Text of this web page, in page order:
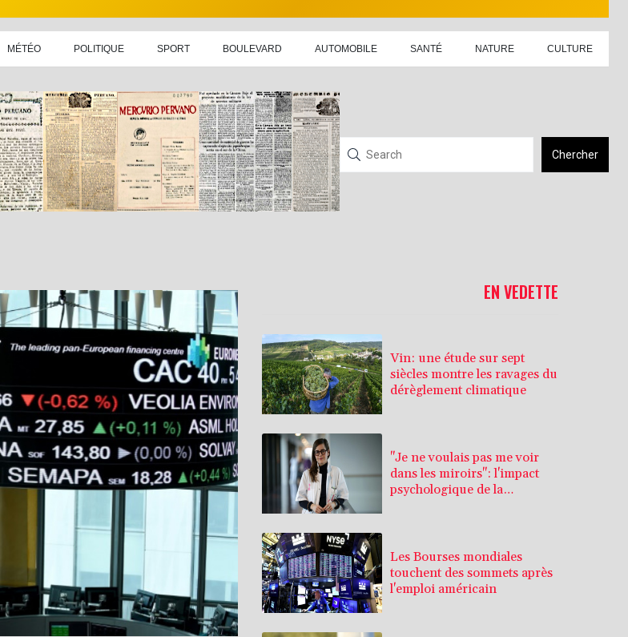
MÉTÉO POLITIQUE SPORT BOULEVARD AUTOMOBILE SANTÉ NATURE CULTURE
Chercher
EN VEDETTE
Vin: une étude sur sept
siècles montre les ravages du
dérèglement climatique
"Je ne voulais pas me voir
dans les miroirs": l'impact
psychologique de la
Les Bourses mondiales
touchent des sommets après
l'emploi américain